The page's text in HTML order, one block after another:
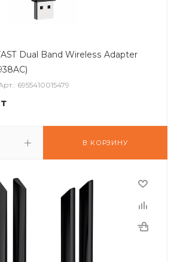
Dual Band Wireless Adapter
6955410015479
В КОРЗИНУ